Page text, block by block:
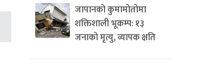
जापानको कुमामोतोमा
शक्तिशाली भूकम्प: १३
जनाको मृत्यु, व्यापक क्षति